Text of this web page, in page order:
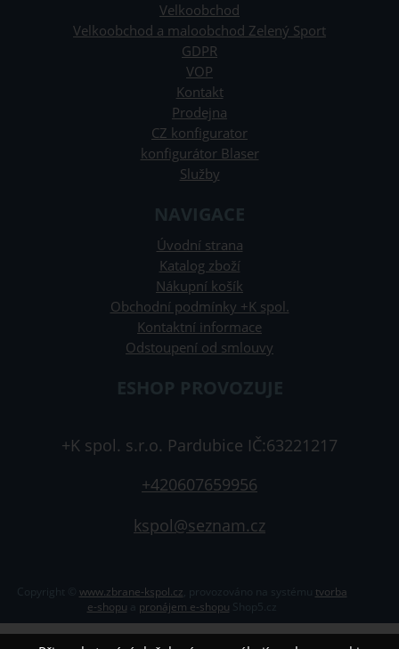
Velkoobchod
Velkoobchod a maloobchod Zelený Sport
GDPR
VOP
Kontakt
Prodejna
CZ konfigurator
konfigurátor Blaser
Služby
NAVIGACE
Úvodní strana
Katalog zboží
Nákupní košík
Obchodní podmínky +K spol.
Kontaktní informace
Odstoupení od smlouvy
ESHOP PROVOZUJE
+K spol. s.r.o. Pardubice IČ:63221217
+420607659956
kspol@seznam.cz
Copyright © www.zbrane-kspol.cz
tvorba
e-shopu
pronájem e-shopu